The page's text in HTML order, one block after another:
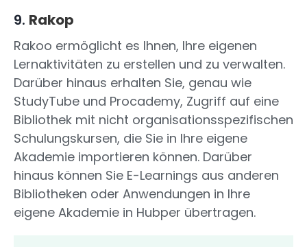
9. Rakop
Rakoo ermöglicht es Ihnen, Ihre eigenen
Lernaktivitäten zu erstellen und zu verwalten.
Darüber hinaus erhalten Sie, genau wie
StudyTube und Procademy, Zugriff auf eine
Bibliothek mit nicht organisationsspezifischen
Schulungskursen, die Sie in Ihre eigene
Akademie importieren können. Darüber
hinaus können Sie E-Learnings aus anderen
Bibliotheken oder Anwendungen in Ihre
eigene Akademie in Hubper übertragen.